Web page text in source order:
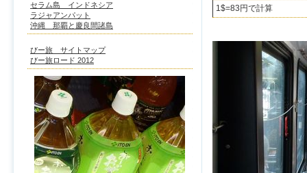
1$=83円で計算
セラム島 インドネシア
ラジャアンパット
沖縄 那覇と慶良間諸島
びー旅 サイトマップ
びー旅ロード 2012